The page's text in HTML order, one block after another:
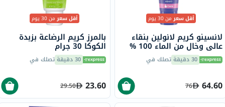
أقل سعرمن 30 يوم
لانسينو كريم لانولين بنقاء
عالي وخال من الماء 100 %
لعلاج الحلمات المتقرحة
والبشرة الجافة والمتشققة
30 دقيقة تصلك في
64.60
76
أقل سعرمن 30 يوم
بالمرز كريم الرضاعة بزبدة
الكوكا 30 جرام
30 دقيقة تصلك في
23.60
29.50